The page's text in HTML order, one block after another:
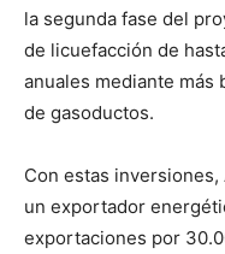
la segunda fase del
de licuefacción de
anuales mediante más
de gasoductos.
Con estas
un exportador
exportaciones por